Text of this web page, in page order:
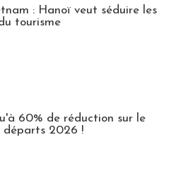
: Hanoï veut séduire les
tourisme
60% de réduction sur le
départs 2026 !